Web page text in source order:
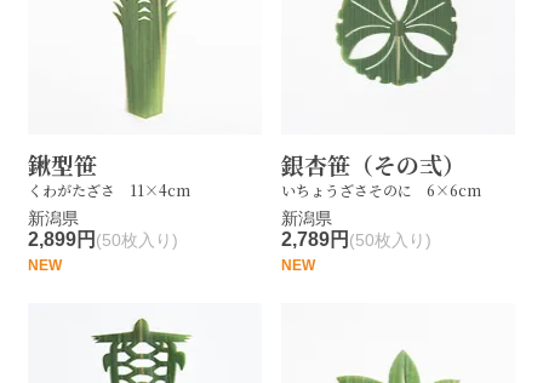
鍬型笹
くわがたざさ 11×4cm
新潟県
2,899円 (50枚入り)
NEW
銀杏笹（その弍）
いちょうざさそのに 6×6cm
新潟県
2,789円 (50枚入り)
NEW